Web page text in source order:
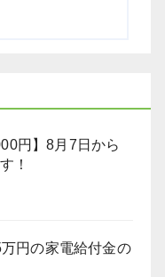
円】8月7日から
！
万円の家電給付金の